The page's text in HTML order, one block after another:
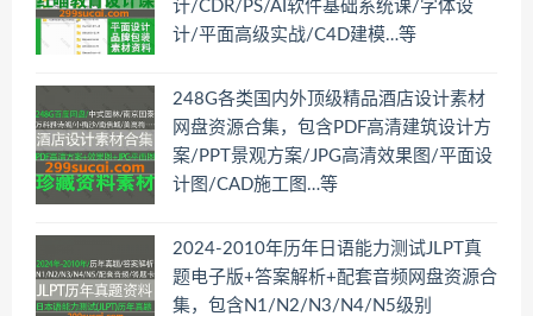
计/CDR/PS/AI软件基础系统课/字体设
计/平面高级实战/C4D建模…等
248G各类国内外顶级精品酒店设计素材
网盘资源合集，包含PDF高清建筑设计方
案/PPT景观方案/JPG高清效果图/平面设
计图/CAD施工图…等
2024-2010年历年日语能力测试JLPT真
题电子版+答案解析+配套音频网盘资源合
集，包含N1/N2/N3/N4/N5级别